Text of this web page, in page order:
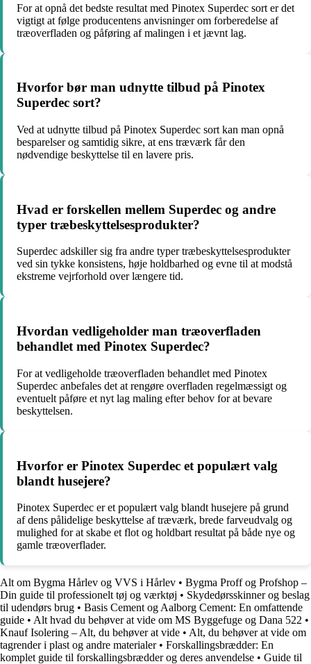
For at opnå det bedste resultat med Pinotex Superdec sort er det
vigtigt at følge producentens anvisninger om forberedelse af
træoverfladen og påføring af malingen i et jævnt lag.
Hvorfor bør man udnytte tilbud på Pinotex
Superdec sort?
Ved at udnytte tilbud på Pinotex Superdec sort kan man opnå
besparelser og samtidig sikre, at ens træværk får den
nødvendige beskyttelse til en lavere pris.
Hvad er forskellen mellem Superdec og andre
typer træbeskyttelsesprodukter?
Superdec adskiller sig fra andre typer træbeskyttelsesprodukter
ved sin tykke konsistens, høje holdbarhed og evne til at modstå
ekstreme vejrforhold over længere tid.
Hvordan vedligeholder man træoverfladen
behandlet med Pinotex Superdec?
For at vedligeholde træoverfladen behandlet med Pinotex
Superdec anbefales det at rengøre overfladen regelmæssigt og
eventuelt påføre et nyt lag maling efter behov for at bevare
beskyttelsen.
Hvorfor er Pinotex Superdec et populært valg
blandt husejere?
Pinotex Superdec er et populært valg blandt husejere på grund
af dens pålidelige beskyttelse af træværk, brede farveudvalg og
mulighed for at skabe et flot og holdbart resultat på både nye og
gamle træoverflader.
Alt om Bygma Hårlev og VVS i Hårlev • Bygma Proff og Profshop –
Din guide til professionelt tøj og værktøj • Skydedørsskinner og beslag
til udendørs brug • Basis Cement og Aalborg Cement: En omfattende
guide • Alt hvad du behøver at vide om MS Byggefuge og Dana 522 •
Knauf Isolering – Alt, du behøver at vide • Alt, du behøver at vide om
tagrender i plast og andre materialer• Forskallingsbrædder: En
komplet guide til forskallingsbrædder og deres anvendelse • Guide til